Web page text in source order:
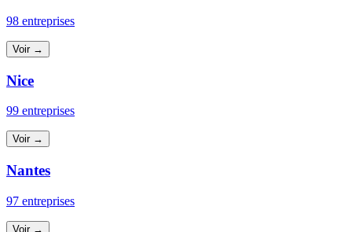
98 entreprises
Voir →
Nice
99 entreprises
Voir →
Nantes
97 entreprises
Voir →